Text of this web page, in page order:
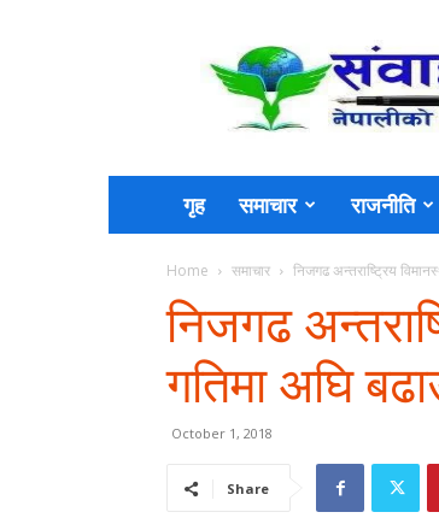
Sambahak
गृह समाचार राजनीति
Home समाचार निजगढ अन्तराष्ट्रिय
निजगढ
गतिमा अघि
October 1, 2018
Share